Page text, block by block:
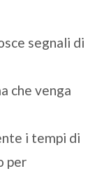
segnali di
che venga
i tempi di
per